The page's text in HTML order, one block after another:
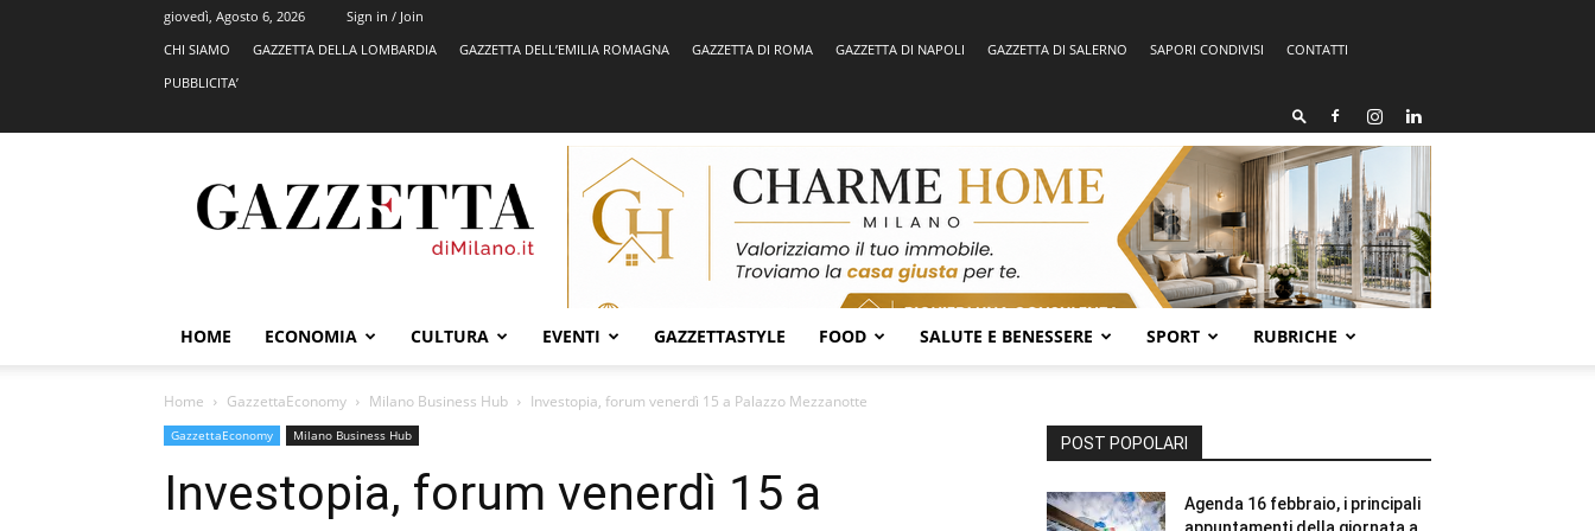
giovedì, Agosto 6, 2026
Sign in / Join
CHI SIAMO
GAZZETTA DELLA LOMBARDIA GAZZETTA DELL’EMILIA ROMAGNA GAZZETTA DI ROMA GAZZETTA DI NAPOLI GAZZETTA DI SALERNO SAPORI CONDIVISI
CONTATTI
PUBBLICITA’
HOME ECONOMIA CULTURA EVENTI GAZZETTASTYLE FOOD SALUTE E BENESSERE SPORT RUBRICHE
Home GazzettaEconomy Milano Business Hub Investopia, forum venerdì 15 a Palazzo Mezzanotte
GazzettaEconomy Milano Business Hub
Investopia, forum venerdì 15 a
POST POPOLARI
Agenda 16 febbraio, i principali